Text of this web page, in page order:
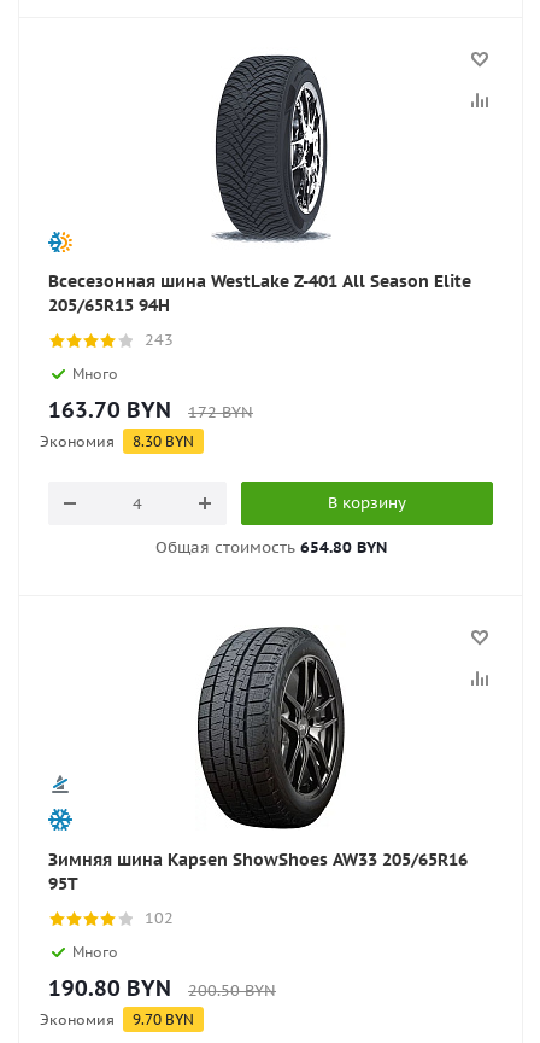
Всесезонная шина WestLake Z-401 All Season Elite
205/65R15 94H
243
Много
163.70 BYN 172BYN
Экономия 8.30 BYN
В корзину
Общая стоимость 654.80 BYN
Зимняя шина Kapsen ShowShoes AW33 205/65R16
95T
102
Много
190.80 BYN 200.50BYN
Экономия 9.70 BYN